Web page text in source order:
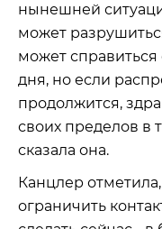
нынешней
может
может
дня, но если
продолжится,
своих пределов в
сказала она.
Канцлер
ограничить